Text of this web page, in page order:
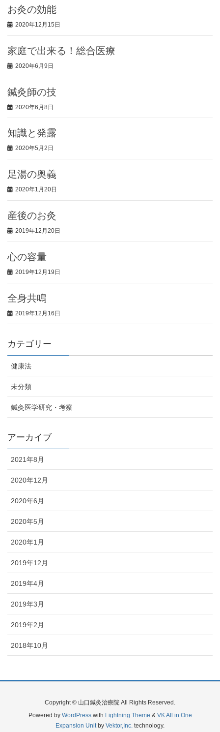
お灸の効能
2020年12月15日
家庭で出来る！総合医療
2020年6月9日
鍼灸師の技
2020年6月8日
知識と発露
2020年5月2日
足湯の奥義
2020年1月20日
産後のお灸
2019年12月20日
心の容量
2019年12月19日
全身共鳴
2019年12月16日
カテゴリー
健康法
未分類
鍼灸医学研究・考察
アーカイブ
2021年8月
2020年12月
2020年6月
2020年5月
2020年1月
2019年12月
2019年4月
2019年3月
2019年2月
2018年10月
Copyright © 山口鍼灸治療院 All Rights Reserved.
Powered by WordPresswith Lightning Theme & VK All in One
Expansion Unitby Vektor,Inc. technology.